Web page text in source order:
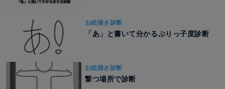
お絵描き診断
「あ」と書いて分かるぶりっ子度診断
お絵描き診断
撃つ場所で診断